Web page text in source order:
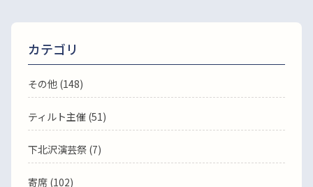
カテゴリ
その他 (148)
ティルト主催 (51)
下北沢演芸祭 (7)
寄席 (102)